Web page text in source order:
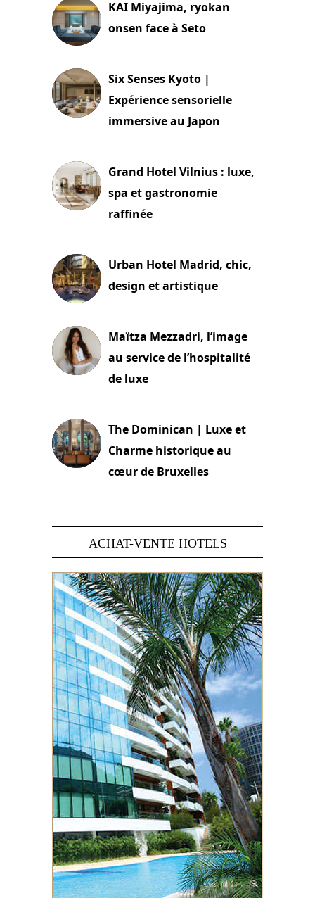
KAI Miyajima, ryokan
onsen face à Seto
Six Senses Kyoto |
Expérience sensorielle
immersive au Japon
Grand Hotel Vilnius : luxe,
spa et gastronomie
raffinée
Urban Hotel Madrid, chic,
design et artistique
Maïtza Mezzadri, l’image
au service de l’hospitalité
de luxe
The Dominican | Luxe et
Charme historique au
cœur de Bruxelles
ACHAT-VENTE HOTELS